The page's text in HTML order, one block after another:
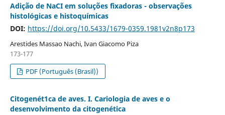
Adição de NaCI em soluções fixadoras - observações
histológicas e histoquímicas
DOI: https://doi.org/10.5433/1679-0359.1981v2n8p173
Arestides Massao Nachi, Ivan Giacomo Piza
173-177
PDF (Português (Brasil))
Citogenét1ca de aves. I. Cariologia de aves e o
desenvolvimento da citogenética